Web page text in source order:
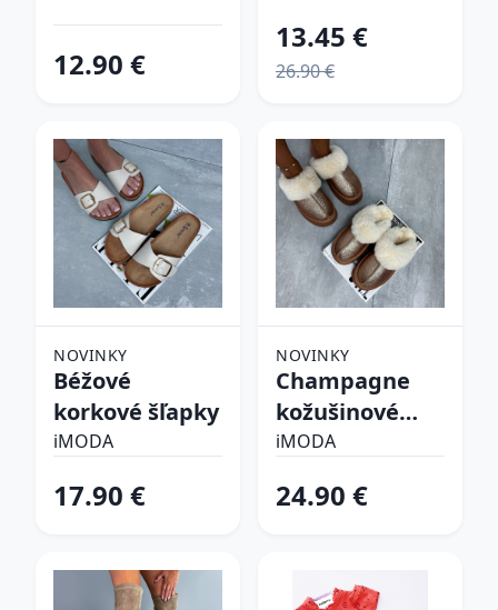
12.90 €
13.45 €
26.90 €
NOVINKY
Béžové
korkové šľapky
iMODA
17.90 €
NOVINKY
Champagne
kožušinové
šľapky
iMODA
24.90 €